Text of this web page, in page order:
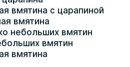
вмятина с царапиной
вмятина
небольших вмятин
вмятин
вмятина